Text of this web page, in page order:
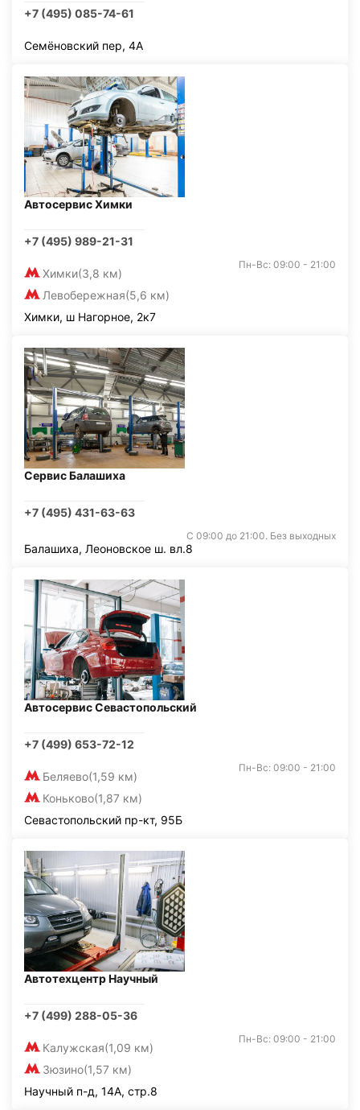
+7 (495) 085-74-61
Семёновский пер, 4А
Автосервис Химки
+7 (495) 989-21-31
Химки(3,8 км)
Левобережная(5,6 км)
Пн-Вс: 09:00 - 21:00
Химки, ш Нагорное, 2к7
Сервис Балашиха
+7 (495) 431-63-63
С 09:00 до 21:00. Без выходных
Балашиха, Леоновское ш. вл.8
Автосервис Севастопольский
+7 (499) 653-72-12
Беляево(1,59 км)
Коньково(1,87 км)
Пн-Вс: 09:00 - 21:00
Севастопольский пр-кт, 95Б
Автотехцентр Научный
+7 (499) 288-05-36
Калужская(1,09 км)
Зюзино(1,57 км)
Пн-Вс: 09:00 - 21:00
Научный п-д, 14А, стр.8